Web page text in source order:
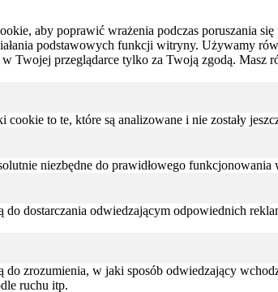
aby poprawić wrażenia podczas poruszania
podstawowych funkcji witryny. Używamy
Twojej przeglądarce tylko za Twoją zgodą. Masz
cookie to te, które są analizowane i nie zostały
niezbędne do prawidłowego
do dostarczania odwiedzającym odpowiednich
do zrozumienia, w jaki sposób odwiedzający
ruchu itp.